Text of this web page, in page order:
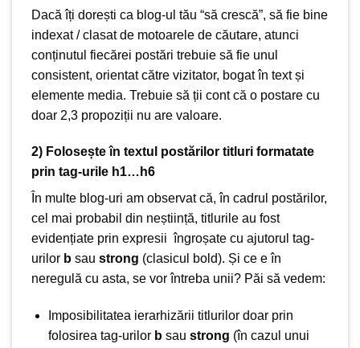
Dacă îți dorești ca blog-ul tău “să crescă”, să fie bine
indexat / clasat de motoarele de căutare, atunci
conținutul fiecărei postări trebuie să fie unul
consistent, orientat către vizitator, bogat în text și
elemente media. Trebuie să ții cont că o postare cu
doar 2,3 propoziții nu are valoare.
2) Folosește în textul postărilor titluri formatate
prin tag-urile h1…h6
În multe blog-uri am observat că, în cadrul postărilor,
cel mai probabil din neștiință, titlurile au fost
evidențiate prin expresii îngroșate cu ajutorul tag-
urilor b sau strong (clasicul bold). Și ce e în
neregulă cu asta, se vor întreba unii? Păi să vedem:
Imposibilitatea ierarhizării titlurilor doar prin
folosirea tag-urilor bsau strong (în cazul unui